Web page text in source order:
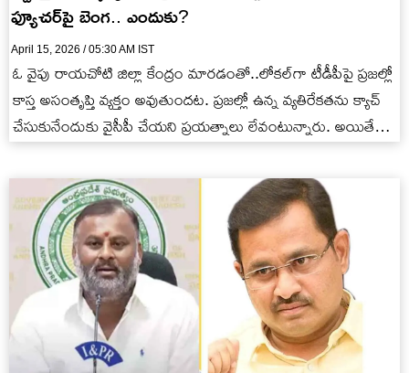
ఫ్యూచర్‌పై బెంగ.. ఎందుకు?
April 15, 2026 / 05:30 AM IST
ఓ వైపు రాయచోటి జిల్లా కేంద్రం మారడంతో..లోకల్‌గా టీడీపీపై ప్రజల్లో
కాస్త అసంతృప్తి వ్యక్తం అవుతుందట. ప్రజల్లో ఉన్న వ్యతిరేకతను క్యాచ్
చేసుకునేందుకు వైసీపీ చేయని ప్రయత్నాలు లేవంటున్నారు. అయితే